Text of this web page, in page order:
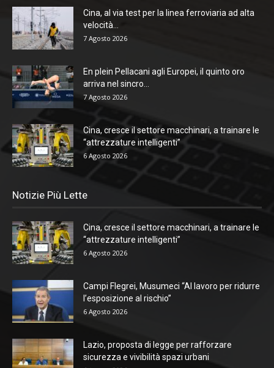
Cina, al via test per la linea ferroviaria ad alta
velocità...
7 Agosto 2026
En plein Pellacani agli Europei, il quinto oro
arriva nel sincro...
7 Agosto 2026
Cina, cresce il settore macchinari, a trainare le
“attrezzature intelligenti”
6 Agosto 2026
Notizie Più Lette
Cina, cresce il settore macchinari, a trainare le
“attrezzature intelligenti”
6 Agosto 2026
Campi Flegrei, Musumeci “Al lavoro per ridurre
l’esposizione al rischio”
6 Agosto 2026
Lazio, proposta di legge per rafforzare
sicurezza e vivibilità spazi urbani